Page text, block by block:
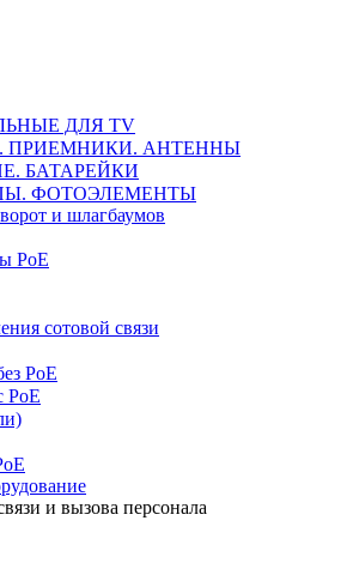
ДЛЯ TV
ПРИЕМНИКИ. АНТЕННЫ
БАТАРЕЙКИ
ФОТОЭЛЕМЕНТЫ
и шлагбаумов
РоЕ
сотовой связи
РоЕ
РоЕ
и вызова персонала